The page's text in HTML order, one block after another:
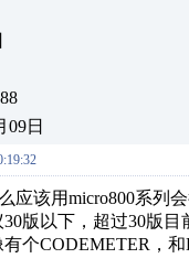
09日
应该用micro800系列
30版以下，超过30版
有个CODEMETER，